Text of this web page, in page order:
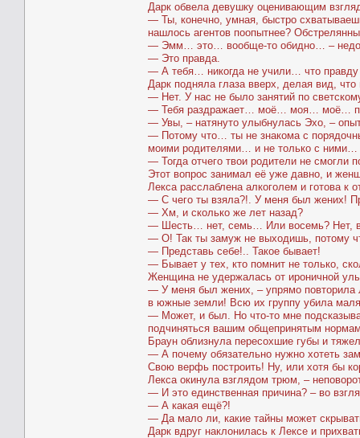
Дарк обвела девушку оценивающим
— Ты, конечно, умная, быстро
нашлось агентов поопытнее?
— Эмм… это… вообще-то обидно… –
— Это правда.
— А тебя… никогда не учили… что правду
Дарк подняла глаза вверх, делая вид,
— Нет. У нас не было занятий по
— Тебя раздражает… моё… моя… моё…
— Увы, – натянуто улыбнулась Эхо, –
— Потому что… ты не знакома с
моими родителями… и не только с
— Тогда отчего твои родители не смогли
Этот вопрос занимал её уже давно, и
Лекса расслаблена алкоголем и готова к
— С чего ты взяла?!. У меня был жених!
— Хм, и сколько же лет назад?
— Шесть… нет, семь… Или восемь? Нет,
— О! Так ты замуж не выходишь, потому
— Представь себе!.. Такое бывает!
— Бывает у тех, кто помнит не только,
Женщина не удержалась от ироничной
— У меня был жених, – упрямо повторила
в южные земли! Всю их группу убила
— Может, и был. Но что-то мне
подчиняться вашим общепринятым
Браун облизнула пересохшие губы и
— А почему обязательно нужно хотеть
Свою верфь построить! Ну, или хотя бы
Лекса окинула взглядом трюм, –
— И это единственная причина? – во
— А какая ещё?!
— Да мало ли, какие тайны может
Дарк вдруг наклонилась к Лексе и